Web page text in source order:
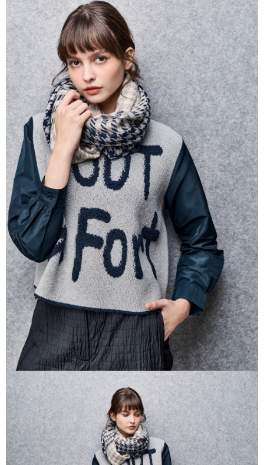
1.分期款項不併入電信帳單，「大哥付你分期」於每月結算日後寄送繳費提
醒簡訊。
2.透過簡訊連結打開帳單後，可選擇「超商條碼／台灣大直營門市／銀行轉
帳／街口支付／iPASS MONEY」等通路繳費。
【注意事項】
1.本服務係由「台灣大哥大股份有限公司」（以下簡稱本公司）所提供，讓
用戶於交易時，得透過本服務購買商品或服務，並由商店將買賣／分期付款
買賣價金債權讓與本公司後，依約使用本公司帳單繳交帳款。
2.基於同意付款使用「大哥付你分期」之契約關係目的，商店將以您的個人
資料（包含姓名、電話或地址）提供予台灣大哥大進項蒐集、處理及利用，
由本公司與您本人進行分期帳單所需資料之確認、核對及更正。
3.完整用戶服務條款，請詳閱以下連結：https://oppay.tw/userRule
每筆NT$60，滿NT$1,000(含以上)免運費
7-11取貨付款
每筆NT$60，滿NT$1,000(含以上)免運費
付款後7-11取貨
每筆NT$60，滿NT$1,000(含以上)免運費
宅配
每筆NT$80，滿NT$1,000(含以上)免運費